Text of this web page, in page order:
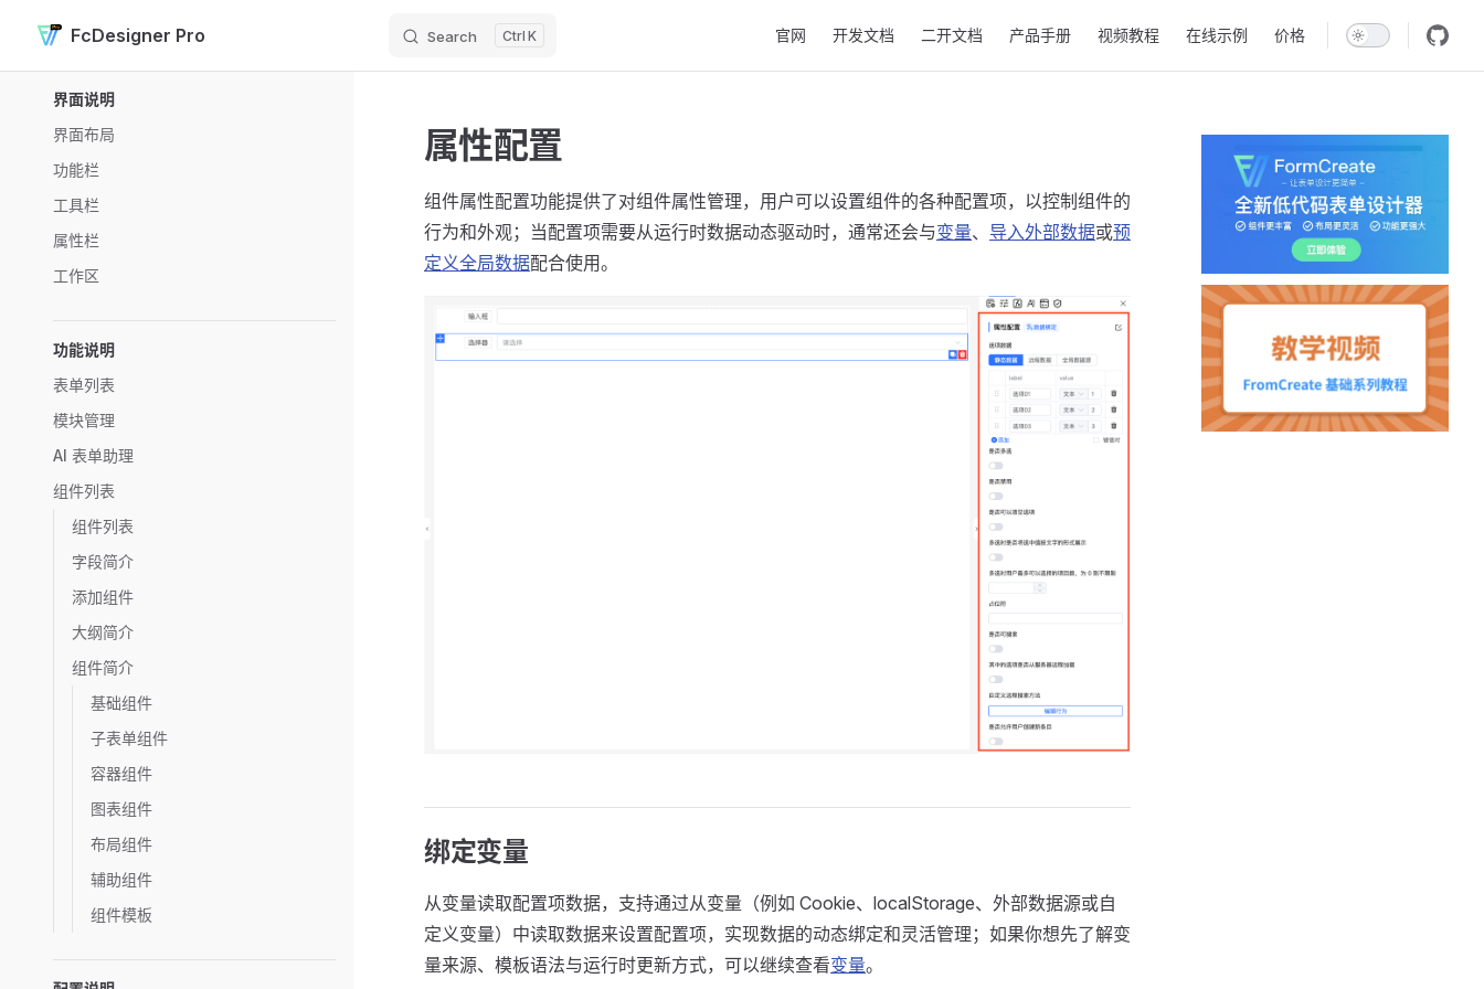
Skip to content
FcDesigner Pro Search K 官网 开发文档 二开文档 产品手册 视频教程 在线示例 价格
界面说明
界面布局
功能栏
工具栏
属性栏
工作区
功能说明
表单列表
模块管理
AI 表单助理
组件列表
组件列表
字段简介
添加组件
大纲简介
组件简介
基础组件
子表单组件
容器组件
图表组件
布局组件
辅助组件
组件模板
属性配置
组件属性配置功能提供了对组件属性管理，用户可以设置组件的各种配置项，以控制组件的
行为和外观；当配置项需要从运行时数据动态驱动时，通常还会与变量、 导入外部数据或预
定义全局数据配合使用。
绑定变量
从变量读取配置项数据，支持通过从变量（例如 Cookie、localStorage、外部数据源或自
定义变量）中读取数据来设置配置项，实现数据的动态绑定和灵活管理；如果你想先了解变
量来源、模板语法与运行时更新方式，可以继续查看变量。